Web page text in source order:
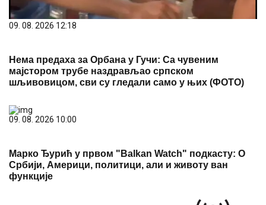
09. 08. 2026 12:18
Нема предаха за Орбана у Гучи: Са чувеним
мајстором трубе наздрављао српском
шљивовицом, сви су гледали само у њих (ФОТО)
09. 08. 2026 10:00
Марко Ђурић у првом "Balkan Watch" подкасту: О
Србији, Америци, политици, али и животу ван
функције